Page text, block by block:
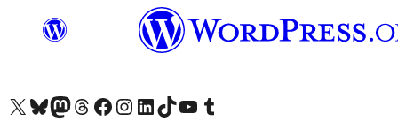
Visitez notre compte X (précédemment Twitter)
Visiter notre compte Bluesky
Visiter notre compte Mastodon
Visiter notre compte Threads
Consulter notre compte Facebook
Consulter notre compte Instagram
Consulter notre compte LinkedIn
Visiter notre compte TokTok
Visiter notre chaîne YouTube
Visiter notre compte Tumblr